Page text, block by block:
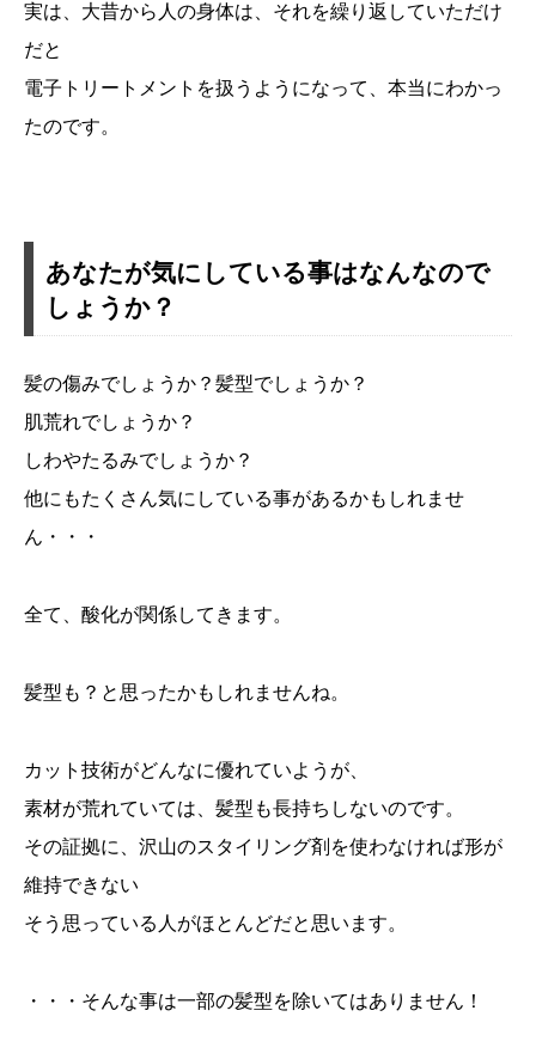
実は、大昔から人の身体は、それを繰り返していただけ
だと
電子トリートメントを扱うようになって、本当にわかっ
たのです。
あなたが気にしている事はなんなので
しょうか？
髪の傷みでしょうか？髪型でしょうか？
肌荒れでしょうか？
しわやたるみでしょうか？
他にもたくさん気にしている事があるかもしれませ
ん・・・
全て、酸化が関係してきます。
髪型も？と思ったかもしれませんね。
カット技術がどんなに優れていようが、
素材が荒れていては、髪型も長持ちしないのです。
その証拠に、沢山のスタイリング剤を使わなければ形が
維持できない
そう思っている人がほとんどだと思います。
・・・そんな事は一部の髪型を除いてはありません！